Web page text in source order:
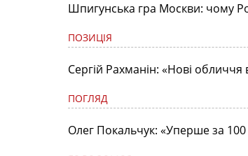
Шпигунська гра Москви: чому
ПОЗИЦІЯ
Сергій Рахманін: «Нові
ПОГЛЯД
Олег Покальчук: «Уперше за